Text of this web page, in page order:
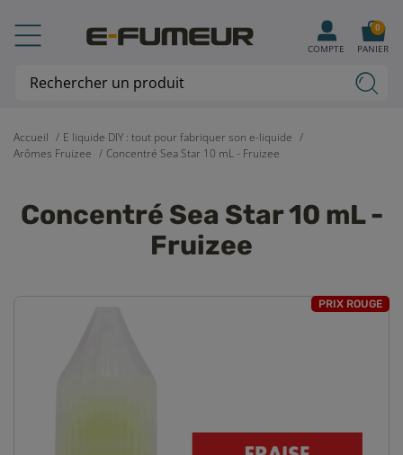
Accueil
E liquide DIY : tout pour fabriquer son e-liquide
Arômes Fruizee
Concentré Sea Star 10 mL - Fruizee
Concentré Sea Star 10 mL -
Fruizee
PRIX ROUGE
COMPTE PANIER
0